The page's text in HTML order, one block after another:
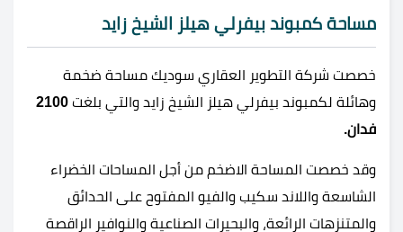
مساحة كمبوند بيفرلي هيلز الشيخ زايد
خصصت شركة التطوير العقاري سوديك مساحة ضخمة
وهائلة لكمبوند بيفرلي هيلز الشيخ زايد والتي بلغت 2100
فدان.
وقد خصصت المساحة الاضخم من أجل المساحات الخضراء
الشاسعة واللاند سكيب والفيو المفتوح على الحدائق
والمتنزهات الرائعة، والبحيرات الصناعية والنوافير الراقصة